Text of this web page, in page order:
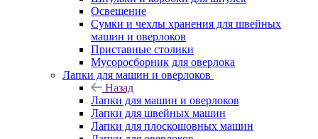
Освещение
Сумки и чехлы хранения для швейных
машин и оверлоков
Приставные столики
Мусоросборник для оверлока
Лапки для машин и оверлоков
Назад
Лапки для машин и оверлоков
Лапки для швейных машин
Лапки для плоскошовных машин